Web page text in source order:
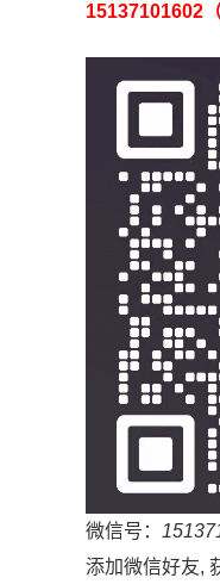
15137101602
微信号：
添加微信好友,